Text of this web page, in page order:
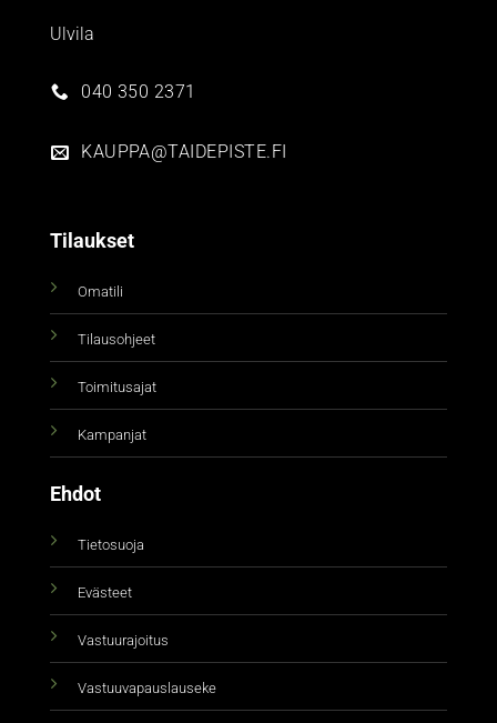
Ulvila
040 350 2371
KAUPPA@TAIDEPISTE.FI
Tilaukset
Omatili
Tilausohjeet
Toimitusajat
Kampanjat
Ehdot
Tietosuoja
Evästeet
Vastuurajoitus
Vastuuvapauslauseke